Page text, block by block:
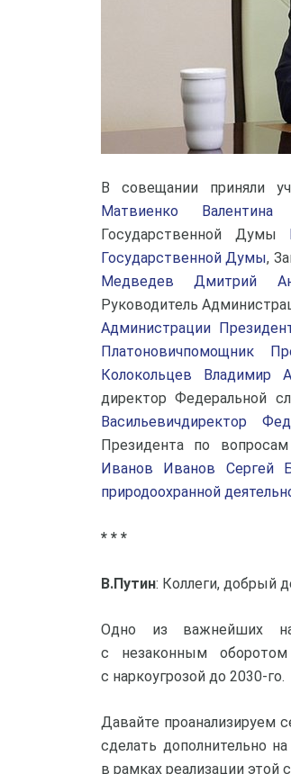
В совещании приняли
Матвиенко Валентина
Государственной Думы
Государственной Думы,
Медведев Дмитрий
Руководитель
Администрации
Платоновичпомощник
Колокольцев Владимир
директор Федеральной
Васильевичдиректор
Президента по
Иванов Иванов Сергей
природоохранной
* * *
В.Путин: Коллеги, добрый
Одно из важнейших
с незаконным
с наркоугрозой до 2030-го.
Давайте проанализируем
сделать дополнительно
в рамках реализации этой